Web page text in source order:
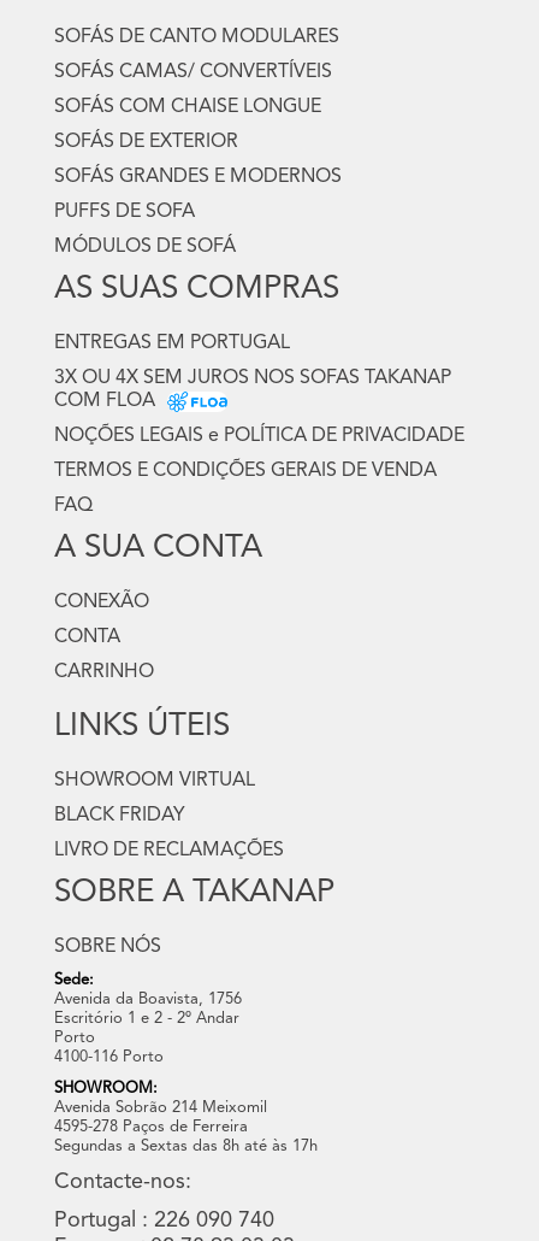
SOFÁS DE CANTO MODULARES
SOFÁS CAMAS/ CONVERTÍVEIS
SOFÁS COM CHAISE LONGUE
SOFÁS DE EXTERIOR
SOFÁS GRANDES E MODERNOS
PUFFS DE SOFA
MÓDULOS DE SOFÁ
AS SUAS COMPRAS
ENTREGAS EM PORTUGAL
3X OU 4X SEM JUROS NOS SOFAS TAKANAP
COM FLOA
NOÇÕES LEGAIS e POLÍTICA DE PRIVACIDADE
TERMOS E CONDIÇÕES GERAIS DE VENDA
FAQ
A SUA CONTA
CONEXÃO
CONTA
CARRINHO
LINKS ÚTEIS
SHOWROOM VIRTUAL
BLACK FRIDAY
LIVRO DE RECLAMAÇÕES
SOBRE A TAKANAP
SOBRE NÓS
Sede:
Avenida da Boavista, 1756
Escritório 1 e 2 - 2º Andar
Porto
4100-116 Porto
SHOWROOM:
Avenida Sobrão 214 Meixomil
4595-278 Paços de Ferreira
Segundas a Sextas das 8h até às 17h
Contacte-nos:
Portugal : 226 090 740